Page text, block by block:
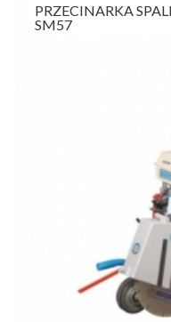
PRZECINARKA
SM57